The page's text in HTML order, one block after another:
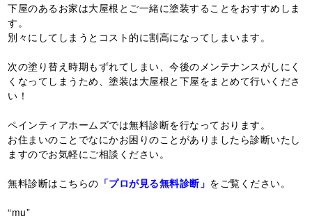
下屋のあるお家は大屋根とご一緒に塗装することをおすすめしま
す。
別々にしてしまうとコスト的に割高になってしまいます。
次の塗り替え時期もずれてしまい、今後のメンテナンスがしにく
くなってしまうため、塗装は大屋根と下屋をまとめて行いくださ
い！
ペインティアホームズでは無料診断を行なっております。
お住まいのことでなにかお困りのことがありましたら診断いたし
ますのでお気軽にご相談ください。
無料診断はこちらの 「プロが見る無料診断」 をご覧ください。
“mu”